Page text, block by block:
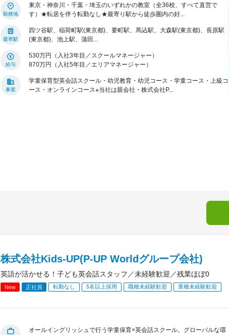
勤務地
東京・神奈川・千葉・埼玉のいずれかの教室（全36校、すべて直営で
す）★転居を伴う転勤なし★最寄り駅から徒歩圏内の好...
最寄駅
四ツ谷駅、稲荷町駅(東京都)、要町駅、馬込駅、大森駅(東京都)、長原駅
(東京都)、池上駅、蒲田...
給与
530万円（入社3年目／スクールマネージャー）
870万円（入社5年目／エリアマネージャー）
事業
学童保育型英会話スクール・幼児教育・幼児コース・学童コース・上級コ
ース・オンラインコース※当社は親会社・株式会社P...
株式会社Kids-UP(P-UP Worldグループ会社)
英語が活かせる！子ども英会話スタッフ／未経験歓迎／残業ほぼ0
New 正社員 転勤なし 5名以上採用 職種未経験歓迎 業種未経験歓迎
オールイングリッシュで行う学童保育×英会話スクール。グローバルな環